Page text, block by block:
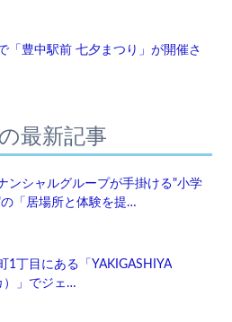
「豊中駅前 七夕まつり」が開催さ
最新記事
ンシャルグループが手掛ける"小学
「居場所と体験を提…
1丁目にある「YAKIGASHIYA
）」でジェ…